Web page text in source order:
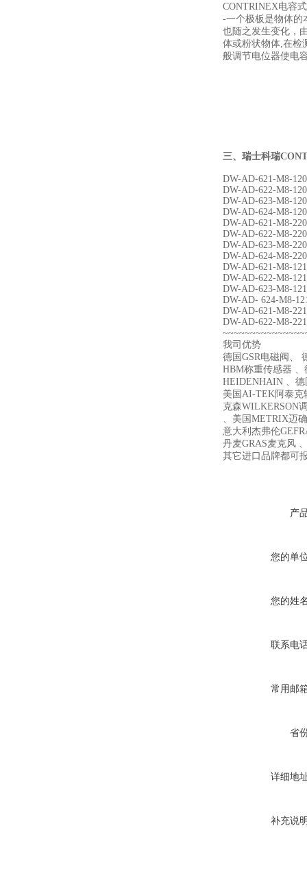
CONTRINEX电容
-一个极板是物体的
也随之发生变化，
体或粉状物体,在检
般调节电位器使电
三、 瑞士科瑞
DW-AD-621-M8-120
DW-AD-622-M8-120
DW-AD-623-M8-120
DW-AD-624-M8-120
DW-AD-621-M8-220
DW-AD-622-M8-220
DW-AD-623-M8-220
DW-AD-624-M8-220
DW-AD-621-M8-121
DW-AD-622-M8-121
DW-AD-623-M8-121
DW-AD- 624-M8-
DW-AD-621-M8-221
DW-AD-622-M8-221
我司优势
德国GSR电磁阀、
HBM称重传感器
HEIDENHAIN 、德
美国AI-TEK阿泰克
克森WILKERSON
、美国METRIX迈确
意大利杰弗伦
丹麦GRAS麦克风
其它进口品牌都可
产
您的单
您的姓
联系电
常用邮
省
详细地
补充说